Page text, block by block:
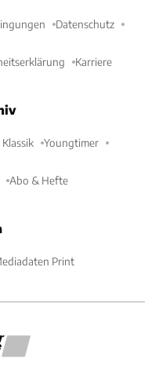
Datenschutz
Karriere
Youngtimer
Abo & Hefte
Print